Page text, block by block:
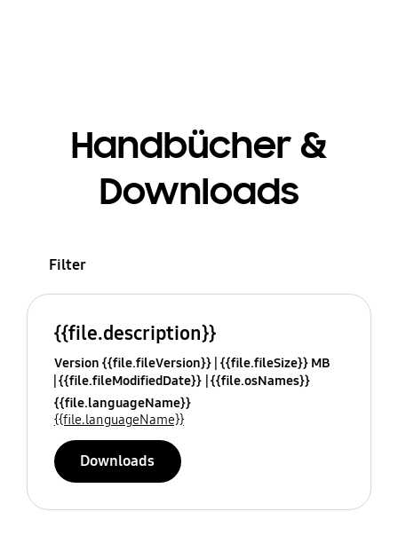
Handbücher &
Downloads
Filter
{{file.description}}
Version {{file.fileVersion}} {{file.fileSize}} MB
{{file.fileModifiedDate}} {{file.osNames}}
{{file.languageName}}
{{file.languageName}}
Downloads